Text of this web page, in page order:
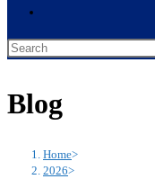
Blog
Home>
2026>